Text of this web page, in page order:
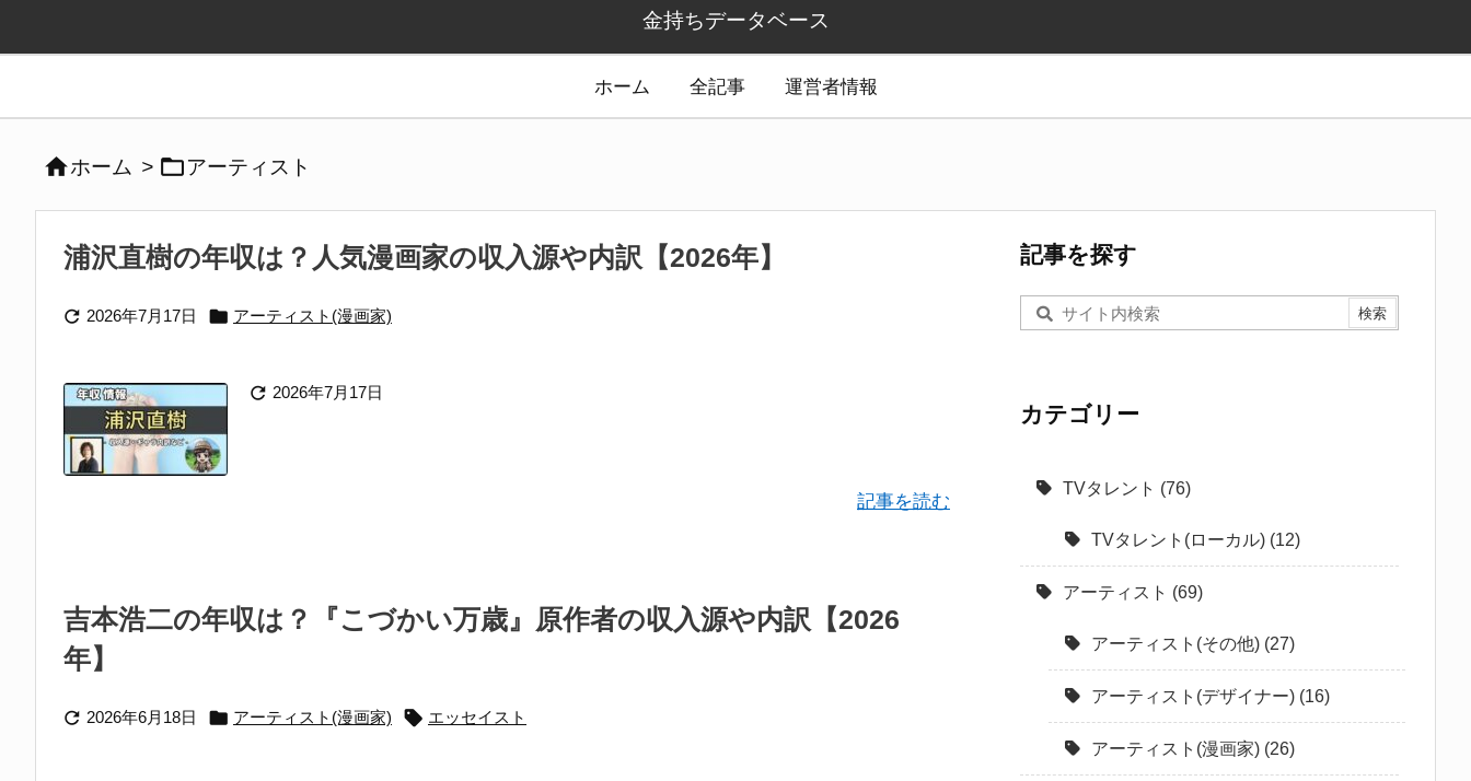
金持ちデータベース
ホーム 全記事 運営者情報
ホーム > アーティスト
浦沢直樹の年収は？人気漫画家の収入源や内訳【2026年】
 2026年7月17日  アーティスト(漫画家)
 2026年7月17日
記事を読む
吉本浩二の年収は？『こづかい万歳』原作者の収入源や内訳【2026
年】
 2026年6月18日  アーティスト(漫画家)  エッセイスト
記事を探す
カテゴリー
TVタレント (76)
TVタレント(ローカル) (12)
アーティスト (69)
アーティスト(その他) (27)
アーティスト(デザイナー) (16)
アーティスト(漫画家) (26)